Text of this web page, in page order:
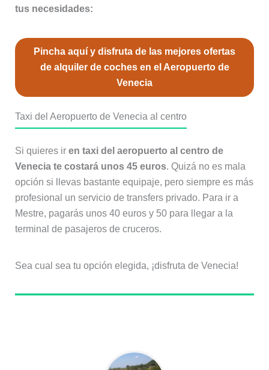
tus necesidades:
Pincha aquí y disfruta de las mejores ofertas
de alquiler de coches en el Aeropuerto de
Venecia
Taxi del Aeropuerto de Venecia al centro
Si quieres ir en taxi del aeropuerto al centro de
Venecia te costará unos 45 euros. Quizá no es mala
opción si llevas bastante equipaje, pero siempre es más
profesional un servicio de transfers privado. Para ir a
Mestre, pagarás unos 40 euros y 50 para llegar a la
terminal de pasajeros de cruceros.
Sea cual sea tu opción elegida, ¡disfruta de Venecia!